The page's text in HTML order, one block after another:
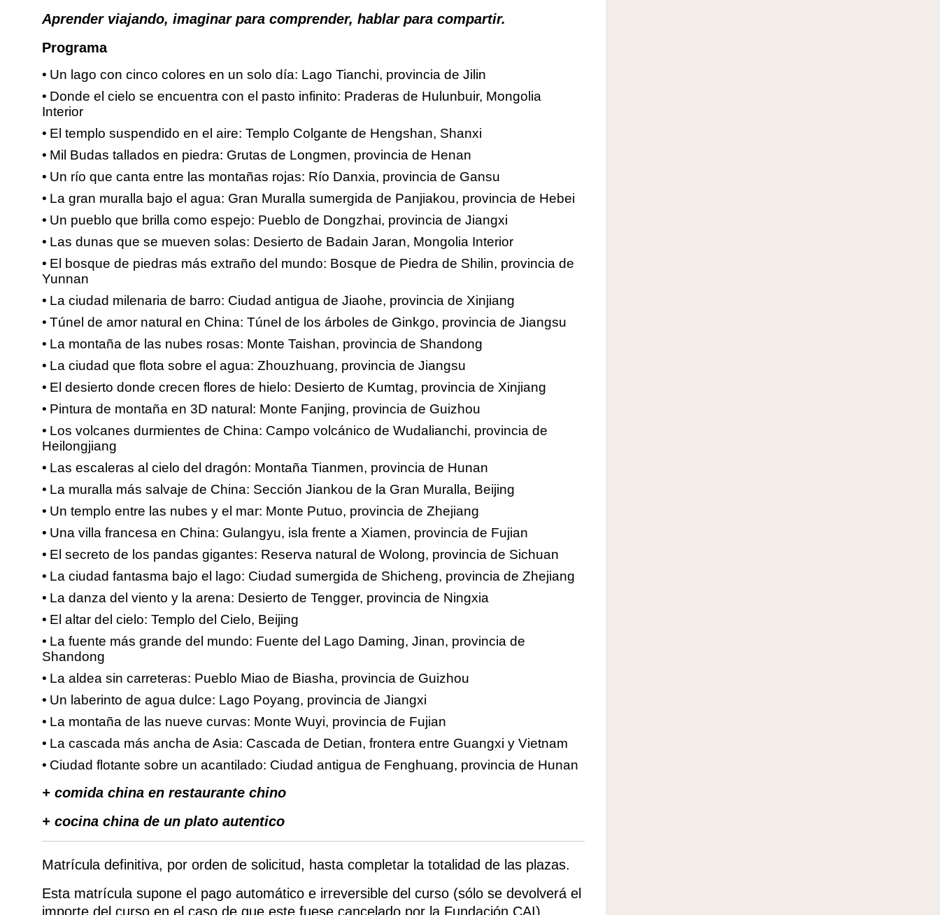
Aprender viajando, imaginar para comprender, hablar para compartir.
Programa
Un lago con cinco colores en un solo día: Lago Tianchi, provincia de Jilin
Donde el cielo se encuentra con el pasto infinito: Praderas de Hulunbuir, Mongolia
Interior
El templo suspendido en el aire: Templo Colgante de Hengshan, Shanxi
Mil Budas tallados en piedra: Grutas de Longmen, provincia de Henan
Un río que canta entre las montañas rojas: Río Danxia, provincia de Gansu
La gran muralla bajo el agua: Gran Muralla sumergida de Panjiakou, provincia de Hebei
Un pueblo que brilla como espejo: Pueblo de Dongzhai, provincia de Jiangxi
Las dunas que se mueven solas: Desierto de Badain Jaran, Mongolia Interior
El bosque de piedras más extraño del mundo: Bosque de Piedra de Shilin, provincia de
Yunnan
La ciudad milenaria de barro: Ciudad antigua de Jiaohe, provincia de Xinjiang
Túnel de amor natural en China: Túnel de los árboles de Ginkgo, provincia de Jiangsu
La montaña de las nubes rosas: Monte Taishan, provincia de Shandong
La ciudad que flota sobre el agua: Zhouzhuang, provincia de Jiangsu
El desierto donde crecen flores de hielo: Desierto de Kumtag, provincia de Xinjiang
Pintura de montaña en 3D natural: Monte Fanjing, provincia de Guizhou
Los volcanes durmientes de China: Campo volcánico de Wudalianchi, provincia de
Heilongjiang
Las escaleras al cielo del dragón: Montaña Tianmen, provincia de Hunan
La muralla más salvaje de China: Sección Jiankou de la Gran Muralla, Beijing
Un templo entre las nubes y el mar: Monte Putuo, provincia de Zhejiang
Una villa francesa en China: Gulangyu, isla frente a Xiamen, provincia de Fujian
El secreto de los pandas gigantes: Reserva natural de Wolong, provincia de Sichuan
La ciudad fantasma bajo el lago: Ciudad sumergida de Shicheng, provincia de Zhejiang
La danza del viento y la arena: Desierto de Tengger, provincia de Ningxia
El altar del cielo: Templo del Cielo, Beijing
La fuente más grande del mundo: Fuente del Lago Daming, Jinan, provincia de
Shandong
La aldea sin carreteras: Pueblo Miao de Biasha, provincia de Guizhou
Un laberinto de agua dulce: Lago Poyang, provincia de Jiangxi
La montaña de las nueve curvas: Monte Wuyi, provincia de Fujian
La cascada más ancha de Asia: Cascada de Detian, frontera entre Guangxi y Vietnam
Ciudad flotante sobre un acantilado: Ciudad antigua de Fenghuang, provincia de Hunan
+ comida china en restaurante chino
+ cocina china de un plato autentico
Matrícula definitiva, por orden de solicitud, hasta completar la totalidad de las plazas.
Esta matrícula supone el pago automático e irreversible del curso (sólo se devolverá el
importe del curso en el caso de que este fuese cancelado por la Fundación CAI)